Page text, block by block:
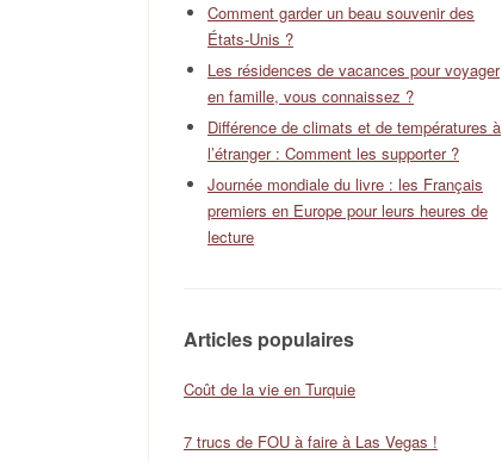
Comment garder un beau souvenir des
États-Unis ?
Les résidences de vacances pour voyager
en famille, vous connaissez ?
Différence de climats et de températures à
l’étranger : Comment les supporter ?
Journée mondiale du livre : les Français
premiers en Europe pour leurs heures de
lecture
Articles populaires
Coût de la vie en Turquie
7 trucs de FOU à faire à Las Vegas !